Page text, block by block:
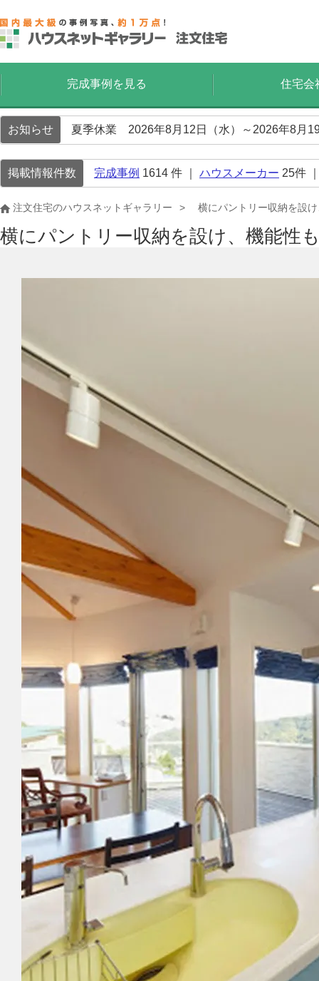
完成事例を見る 住宅会
お知らせ 夏季休業 2026年8月12日（水）～2026年8月
掲載情報件数 完成事例 1614 件 ｜ ハウスメーカー 25件
注文住宅のハウスネットギャラリー 横にパントリー収納を設
横にパントリー収納を設け、機能性